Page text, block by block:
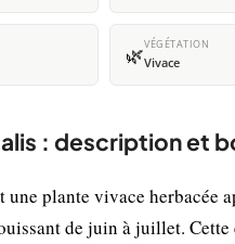
🌿VÉGÉTATION
Vivace
: description et
plante vivace herbacée
de juin à juillet.